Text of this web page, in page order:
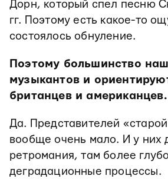
Дорн, который спел песню
гг. Поэтому есть какое-то
состоялось обнуление.
Поэтому большинство
музыкантов и
британцев и американцев.
Да. Представителей
вообще очень мало. И у них
ретромания, там более
деградационные процессы.